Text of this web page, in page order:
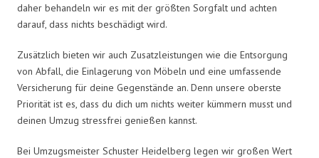
daher behandeln wir es mit der größten Sorgfalt und achten
darauf, dass nichts beschädigt wird.
Zusätzlich bieten wir auch Zusatzleistungen wie die Entsorgung
von Abfall, die Einlagerung von Möbeln und eine umfassende
Versicherung für deine Gegenstände an. Denn unsere oberste
Priorität ist es, dass du dich um nichts weiter kümmern musst und
deinen Umzug stressfrei genießen kannst.
Bei Umzugsmeister Schuster Heidelberg legen wir großen Wert